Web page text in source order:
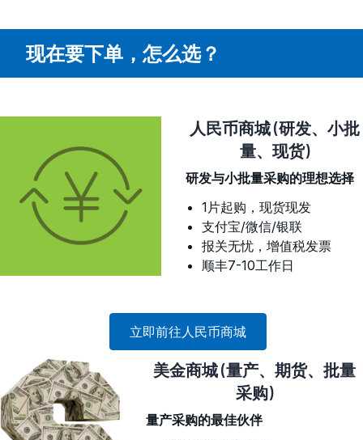
现在要下单，怎么选？
人民币商城 (研发、小批
量、现货)
研发与小批量采购的理想选择
1片起购，现货现发
支付宝/微信/银联
报关无忧，增值税发票
顺丰7-10工作日
立即前往人民币商城
美金商城 (量产、期货、批量
采购)
量产采购的最佳伙伴